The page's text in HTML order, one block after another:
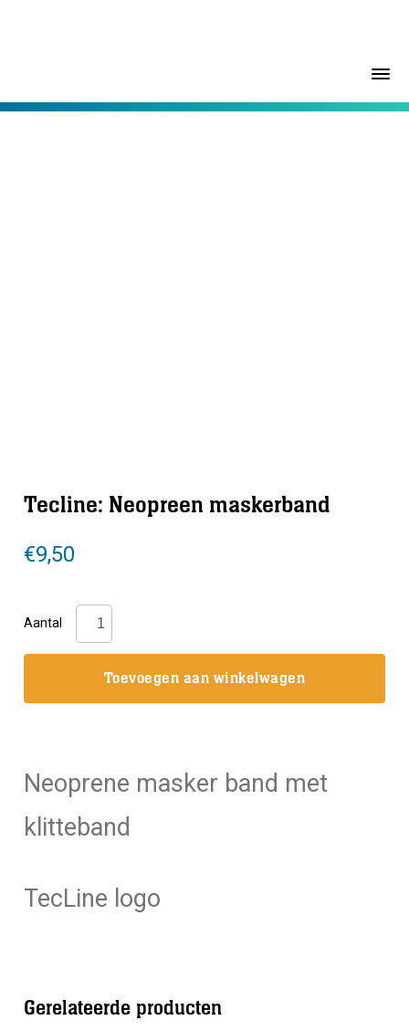
Tecline: Neopreen maskerband
€9,50
Aantal
Tecline:
Neopreen
Toevoegen aan winkelwagen
Neoprene masker band met
klitteband
TecLine logo
Gerelateerde producten